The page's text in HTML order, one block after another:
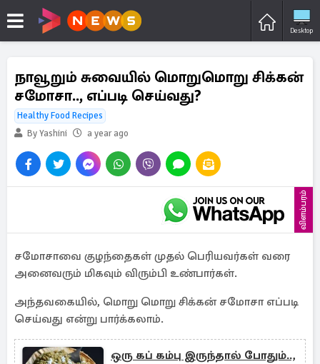
Desktop
நாவூறும் சுவையில் மொறுமொறு சிக்கன்
சமோசா.., எப்படி செய்வது?
Healthy Food Recipes
By Yashini
a year ago
விளம்பரம்
சமோசாவை குழந்தைகள் முதல் பெரியவர்கள் வரை
அனைவரும் மிகவும் விரும்பி உண்பார்கள்.
அந்தவகையில், மொறு மொறு சிக்கன் சமோசா எப்படி
செய்வது என்று பார்க்கலாம்.
ஒரு கப் கம்பு இருந்தால் போதும்..,